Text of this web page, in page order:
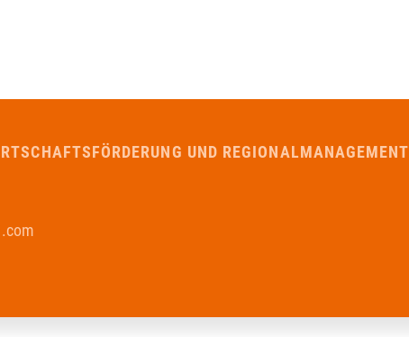
UND REGIONALMANAGEMENT